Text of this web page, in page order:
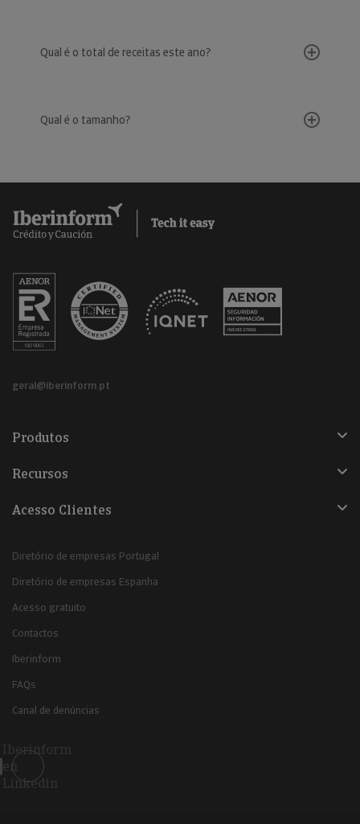
Qual é o total de receitas este ano?
Qual é o tamanho?
geral@iberinform.pt
Produtos
Recursos
Acesso Clientes
Diretório de empresas Portugal
Diretório de empresas Espanha
Acesso gratuito
Contactos
Iberinform
FAQs
Canal de denúncias
Iberinform
en
Linkedin